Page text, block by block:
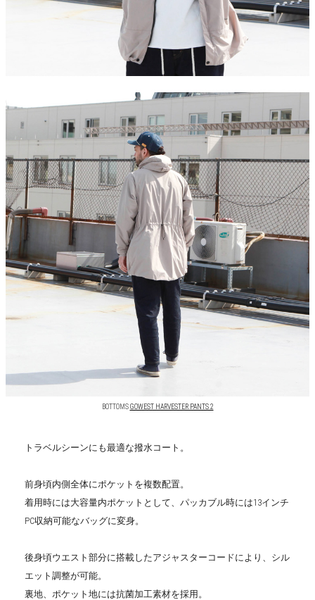
BOTTOMSGOWEST HARVESTER PANTS 2
トラベルシーンにも最適な撥水コート。
前身頃内側全体にポケットを複数配置。
着用時には大容量内ポケットとして、パッカブル時には13インチ
PC収納可能なバッグに変身。
後身頃ウエスト部分に搭載したアジャスターコードにより、シル
エット調整が可能。
裏地、ポケット地には抗菌加工素材を採用。